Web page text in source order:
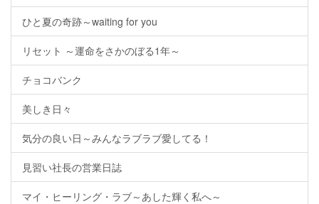
ひと夏の奇跡～waiting for you
リセット ～運命をさかのぼる1年～
チョコバンク
美しき日々
気分の良い日～みんなラブラブ愛してる！
見習い社長の営業日誌
マイ・ヒーリング・ラブ～あした輝く私へ～